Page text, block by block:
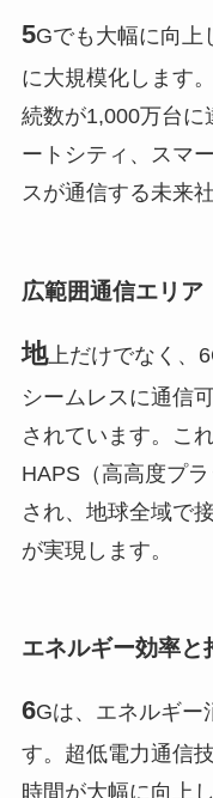
5Gでも大幅に向上
に大規模化します
続数が1,000万台に
ートシティ、スマ
スが通信する未来
広範囲通信エリア
地上だけでなく、
シームレスに通信
されています。こ
HAPS（高高度プ
され、地球全域で
が実現します。
エネルギー効率と
6Gは、エネルギー
す。超低電力通信
時間が大幅に向上